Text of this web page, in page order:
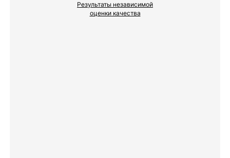
Результаты независимой
оценки качества